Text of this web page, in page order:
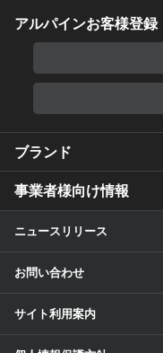
アルパインお客様登録
ブランド
事業者様向け情報
ニュースリリース
お問い合わせ
サイト利用案内